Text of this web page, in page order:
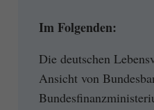
Im Folgenden:
Die deutschen
Ansicht von